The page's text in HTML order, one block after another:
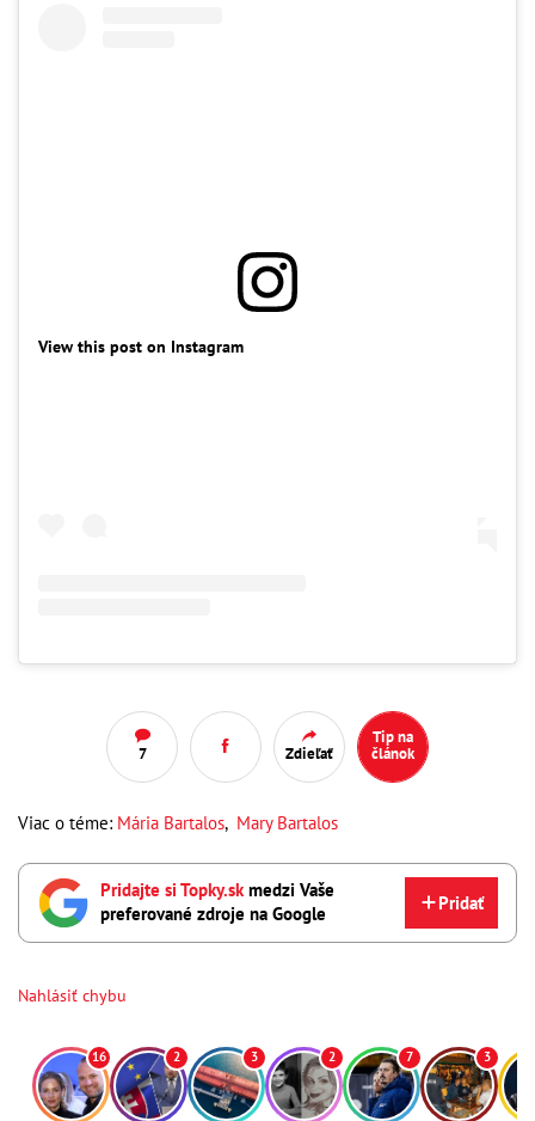
View this post on Instagram
7 Zdieľať
Tip na
článok
Viac o téme: Mária Bartalos, Mary Bartalos
Pridajte si Topky.skmedzi Vaše
preferované zdroje na Google
Pridať
Nahlásiť chybu
16 2 3 2 7 3